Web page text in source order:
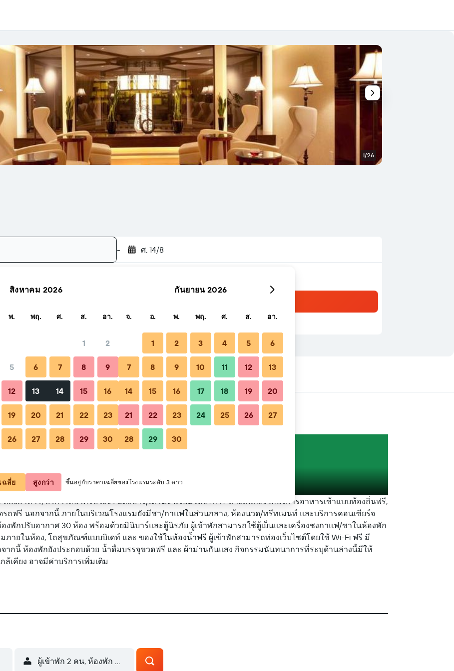
- ศ. 14/8
1/26
ง เคล็ดลับและคำถามที่พบบ่อย ที่พักใกล้เคียง
องอาหาร, บริการสปาครบวงจร และบาร์/เลานจ์ พร้อมให้บริการ ทางที่พักยังให้บริการอาหารเช้าแบบท้องถิ่นฟรี,
ถฟรี นอกจากนี้ ภายในบริเวณโรงแรมยังมีชา/กาแฟในส่วนกลาง, ห้องนวด/ทรีทเมนท์ และบริการคอนเซียร์จ
พักปรับอากาศ 30 ห้อง พร้อมด้วยมินิบาร์และตู้นิรภัย ผู้เข้าพักสามารถใช้ตู้เย็นและเครื่องชงกาแฟ/ชาในห้องพัก
ภายในห้อง, โถสุขภัณฑ์แบบบิเดท์ และ ของใช้ในห้องน้ำฟรี ผู้เข้าพักสามารถท่องเว็บไซต์โดยใช้ Wi-Fi ฟรี มี
กนี้ ห้องพักยังประกอบด้วย น้ำดื่มบรรจุขวดฟรี และ ผ้าม่านกันแสง กิจกรรมนันทนาการที่ระบุด้านล่างนี้มีให้
เคียง อาจมีค่าบริการเพิ่มเติม
ผู้เข้าพัก 2 คน, ห้องพัก 1 ห้อง
สิงหาคม 2026
พ. พฤ. ศ. ส. อา.
1 2
5 6 7 8 9
12 13 14 15 16
19 20 21 22 23
26 27 28 29 30
กันยายน 2026
จ. อ. พ. พฤ. ศ. ส. อา.
1 2 3 4 5 6
7 8 9 10 11 12 13
14 15 16 17 18 19 20
21 22 23 24 25 26 27
28 29 30
เฉลี่ย สูงกว่า ขึ้นอยู่กับราคาเฉลี่ยของโรงแรมระดับ 3 ดาว